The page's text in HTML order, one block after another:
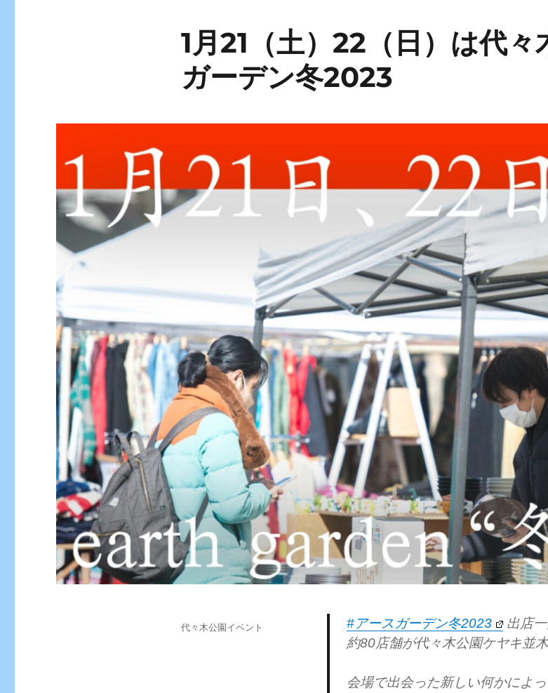
1月21（土）22（日）は代々
ガーデン冬2023
#アースガーデン冬2023
出店
約80店舗が代々木公園ケヤキ並
会場で出会った新しい何かによ
投
カ
代々木公園イベント